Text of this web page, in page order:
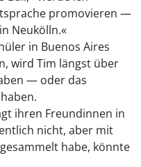
promovieren —
Neukölln.«
in Buenos Aires
wird Tim längst über
— oder das
ihren Freundinnen in
nicht, aber mit
habe, könnte